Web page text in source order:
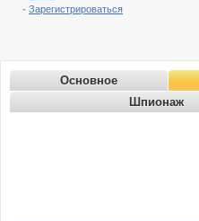
- Зарегистрироваться
Основное
Шпионаж